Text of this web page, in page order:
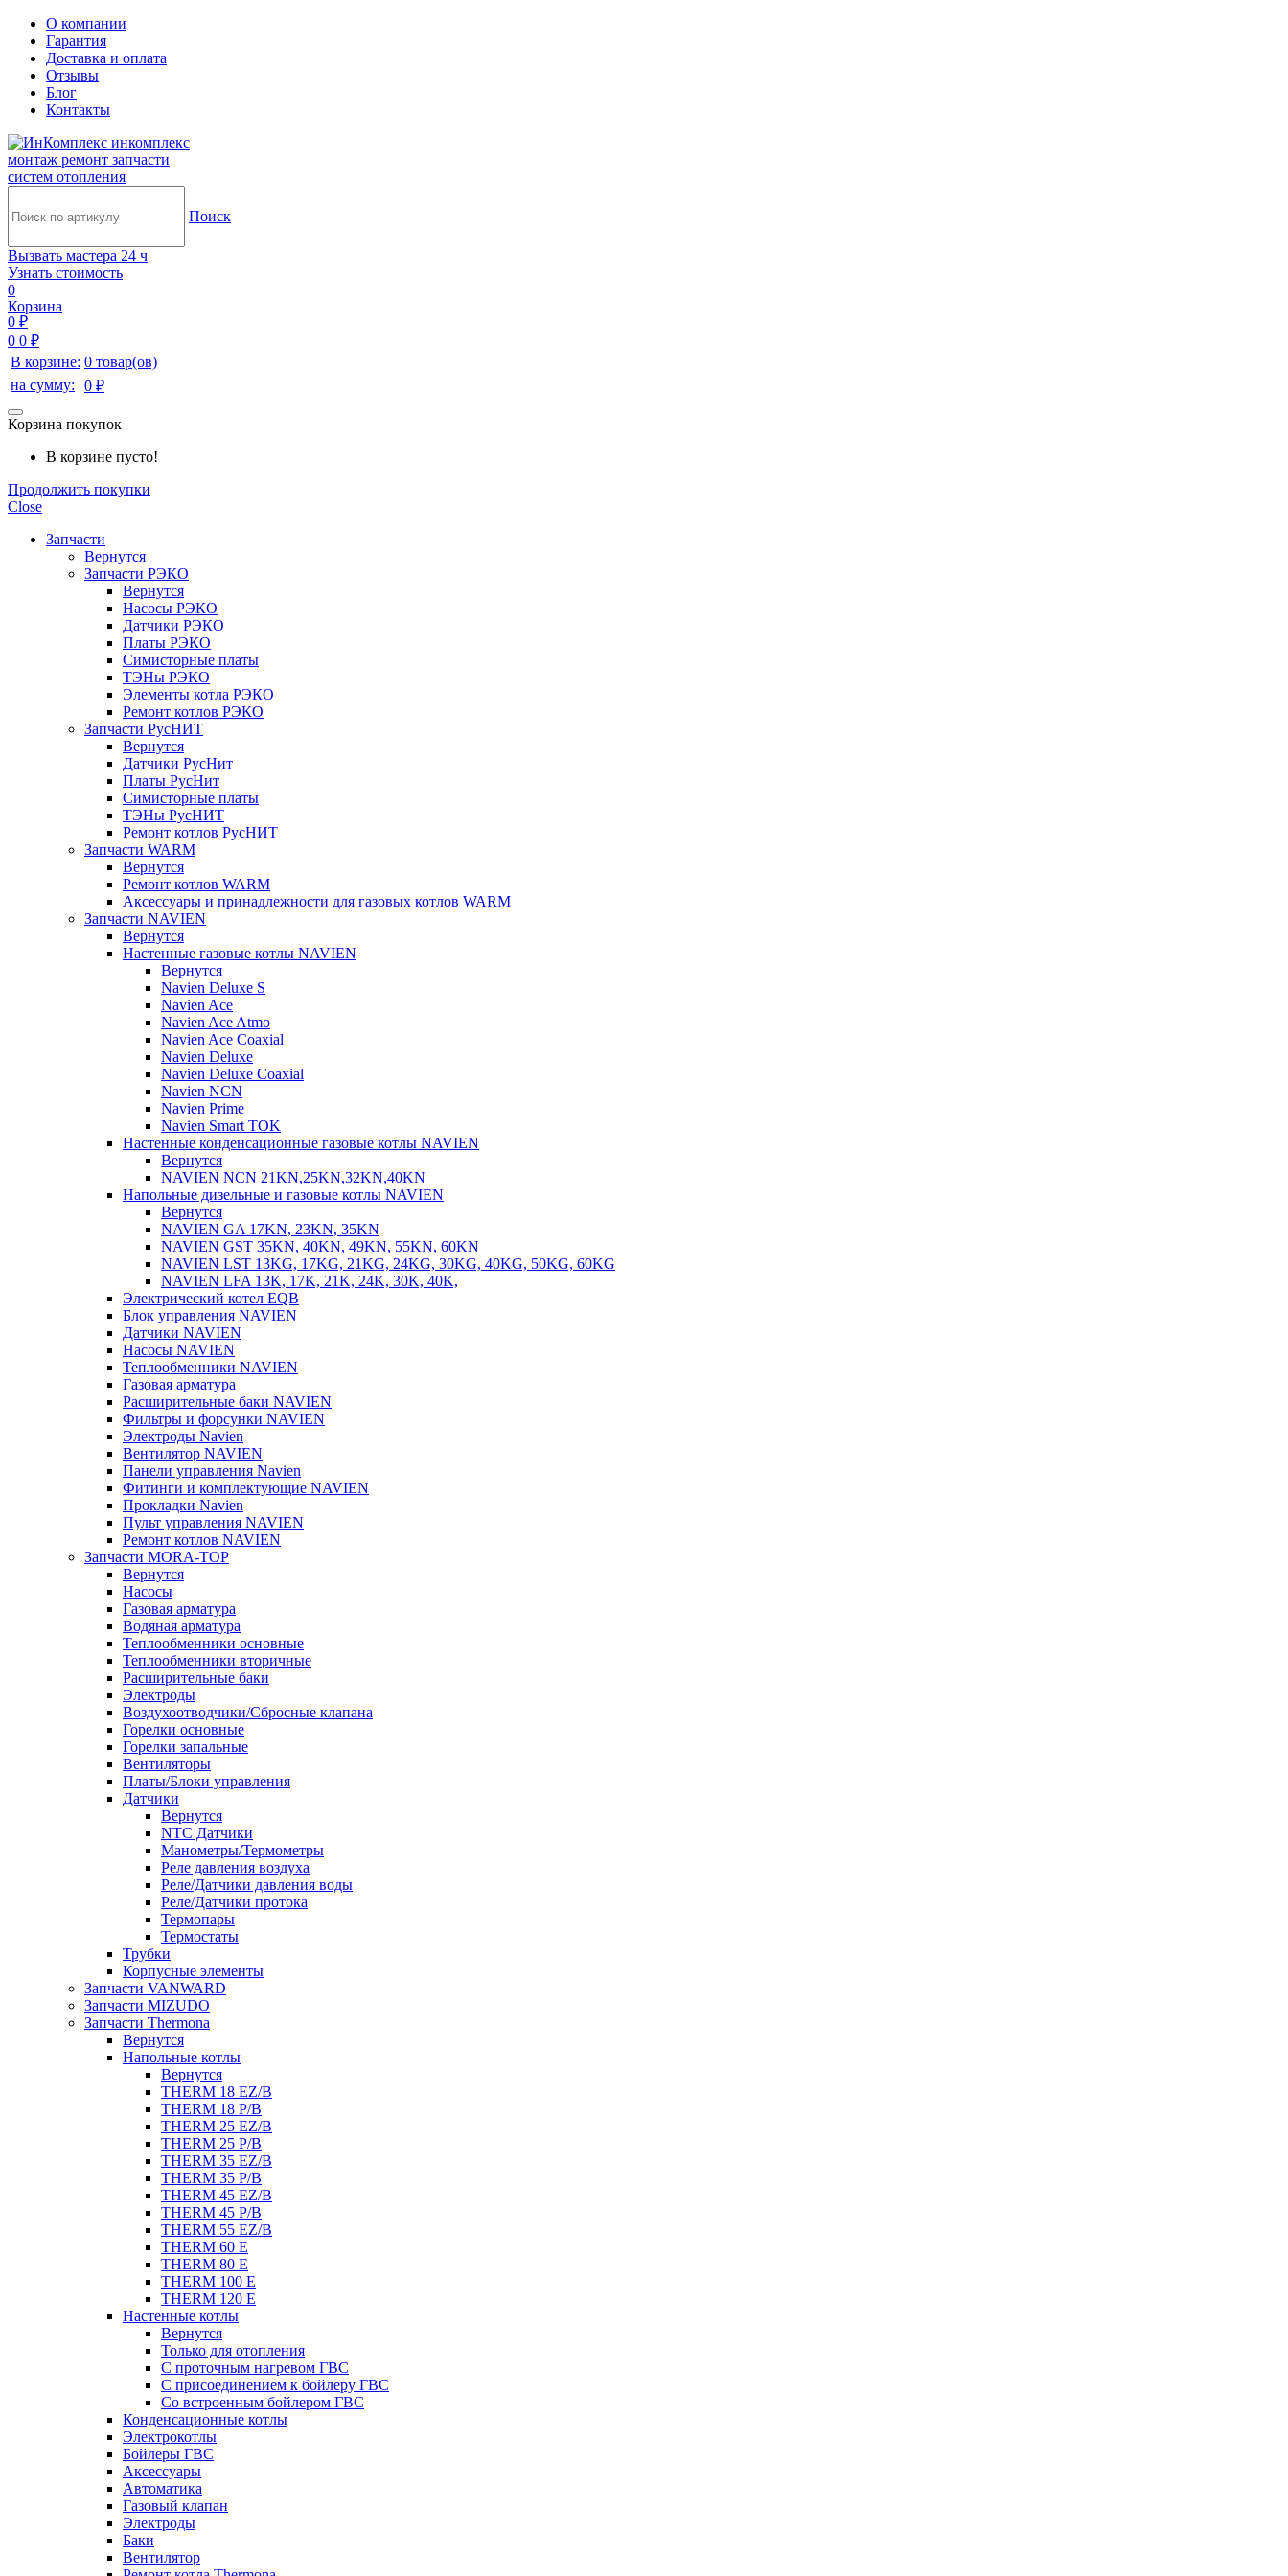
О компании
Гарантия
Доставка и оплата
Отзывы
Блог
Контакты
инкомплекс
монтаж ремонт запчасти
систем отопления
Поиск
Вызвать мастера 24 ч
Узнать стоимость
0
Корзина
0 ₽
0 0 ₽
В корзине: 0 товар(ов)
на сумму:
0 ₽
Корзина покупок
В корзине пусто!
Продолжить покупки
Close
Запчасти
Вернутся
Запчасти РЭКО
Вернутся
Насосы РЭКО
Датчики РЭКО
Платы РЭКО
Симисторные платы
ТЭНы РЭКО
Элементы котла РЭКО
Ремонт котлов РЭКО
Запчасти РусНИТ
Вернутся
Датчики РусНит
Платы РусНит
Симисторные платы
ТЭНы РусНИТ
Ремонт котлов РусНИТ
Запчасти WARM
Вернутся
Ремонт котлов WARM
Аксессуары и принадлежности для газовых котлов WARM
Запчасти NAVIEN
Вернутся
Настенные газовые котлы NAVIEN
Вернутся
Navien Deluxe S
Navien Ace
Navien Ace Atmo
Navien Ace Coaxial
Navien Deluxe
Navien Deluxe Coaxial
Navien NCN
Navien Prime
Navien Smart TOK
Настенные конденсационные газовые котлы NAVIEN
Вернутся
NAVIEN NCN 21KN,25KN,32KN,40KN
Напольные дизельные и газовые котлы NAVIEN
Вернутся
NAVIEN GA 17KN, 23KN, 35KN
NAVIEN GST 35KN, 40KN, 49KN, 55KN, 60KN
NAVIEN LST 13KG, 17KG, 21KG, 24KG, 30KG, 40KG, 50KG, 60KG
NAVIEN LFA 13K, 17K, 21K, 24K, 30K, 40K,
Электрический котел EQB
Блок управления NAVIEN
Датчики NAVIEN
Насосы NAVIEN
Теплообменники NAVIEN
Газовая арматура
Расширительные баки NAVIEN
Фильтры и форсунки NAVIEN
Электроды Navien
Вентилятор NAVIEN
Панели управления Navien
Фитинги и комплектующие NAVIEN
Прокладки Navien
Пульт управления NAVIEN
Ремонт котлов NAVIEN
Запчасти MORA-TOP
Вернутся
Насосы
Газовая арматура
Водяная арматура
Теплообменники основные
Теплообменники вторичные
Расширительные баки
Электроды
Воздухоотводчики/Сбросные клапана
Горелки основные
Горелки запальные
Вентиляторы
Платы/Блоки управления
Датчики
Вернутся
NTC Датчики
Манометры/Термометры
Реле давления воздуха
Реле/Датчики давления воды
Реле/Датчики протока
Термопары
Термостаты
Трубки
Корпусные элементы
Запчасти VANWARD
Запчасти MIZUDO
Запчасти Thermona
Вернутся
Напольные котлы
Вернутся
THERM 18 EZ/B
THERM 18 P/B
THERM 25 EZ/B
THERM 25 P/B
THERM 35 EZ/B
THERM 35 P/B
THERM 45 EZ/B
THERM 45 P/B
THERM 55 EZ/B
THERM 60 E
THERM 80 E
THERM 100 E
THERM 120 E
Настенные котлы
Вернутся
Только для отопления
С проточным нагревом ГВС
С присоединением к бойлеру ГВС
Со встроенным бойлером ГВС
Конденсационные котлы
Электрокотлы
Бойлеры ГВС
Аксессуары
Автоматика
Газовый клапан
Электроды
Баки
Вентилятор